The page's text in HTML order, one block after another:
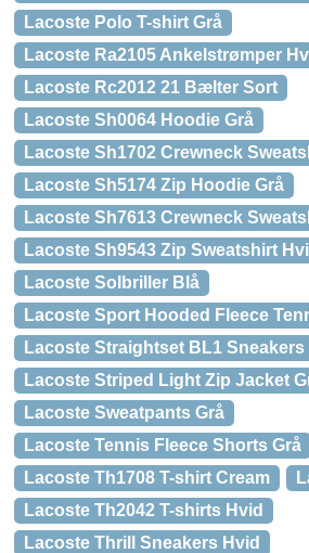
Lacoste Polo T-shirt Grå
Lacoste Ra2105 Ankelstrømper
Lacoste Rc2012 21 Bælter Sort
Lacoste Sh0064 Hoodie Grå
Lacoste Sh1702 Crewneck
Lacoste Sh5174 Zip Hoodie Grå
Lacoste Sh7613 Crewneck
Lacoste Sh9543 Zip Sweatshirt
Lacoste Solbriller Blå
Lacoste Sport Hooded Fleece
Lacoste Straightset BL1 Sneakers
Lacoste Striped Light Zip Jacket
Lacoste Sweatpants Grå
Lacoste Tennis Fleece Shorts Grå
Lacoste Th1708 T-shirt Cream
Lacoste Th2042 T-shirts Hvid
Lacoste Thrill Sneakers Hvid